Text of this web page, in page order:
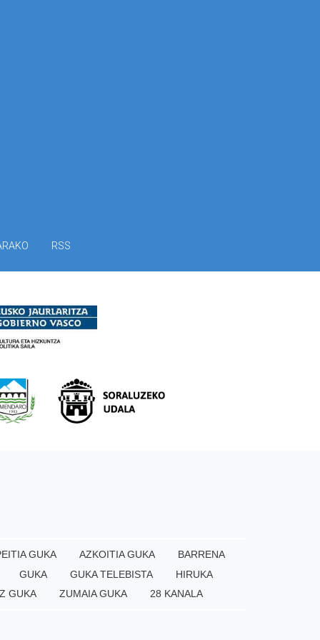
RSS
GUKA AZKOITIA GUKA
BARRENA
GUKA
GUKA TELEBISTA
HIRUKA
GUKA
ZUMAIA GUKA 28 KANALA